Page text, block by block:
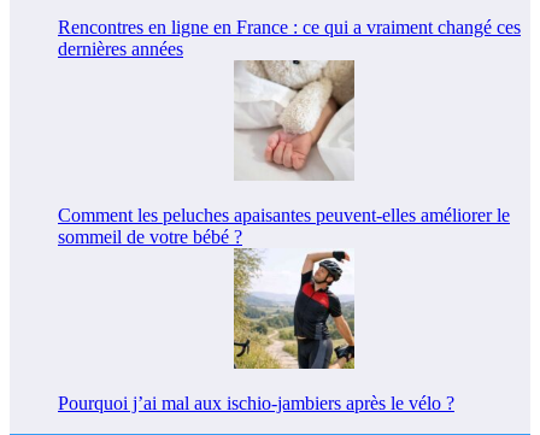
Rencontres en ligne en France : ce qui a vraiment changé ces
dernières années
Comment les peluches apaisantes peuvent-elles améliorer le
sommeil de votre bébé ?
Pourquoi j’ai mal aux ischio-jambiers après le vélo ?